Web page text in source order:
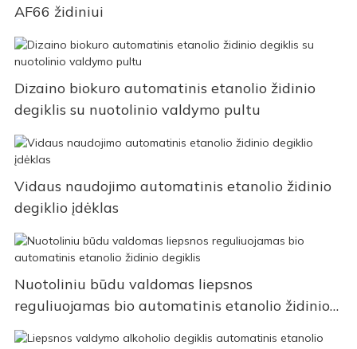
AF66 židiniui
Dizaino biokuro automatinis etanolio židinio
degiklis su nuotolinio valdymo pultu
Vidaus naudojimo automatinis etanolio židinio
degiklio įdėklas
Nuotoliniu būdu valdomas liepsnos
reguliuojamas bio automatinis etanolio židinio
degiklis